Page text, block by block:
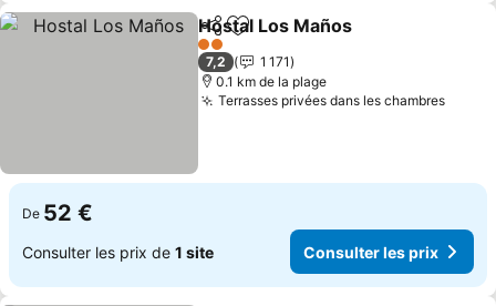
PartagerAjouter à mes favoris
Hostal Los Maños
2 Étoiles
7,2
1 171
0.1 km de la plage
Terrasses privées dans les chambres
De 52 €
Consulter les prix de 1 site Consulter les prix